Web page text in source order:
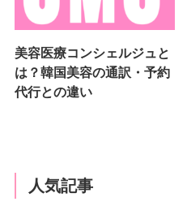
美容医療コンシェルジュと
は？韓国美容の通訳・予約
代行との違い
人気記事